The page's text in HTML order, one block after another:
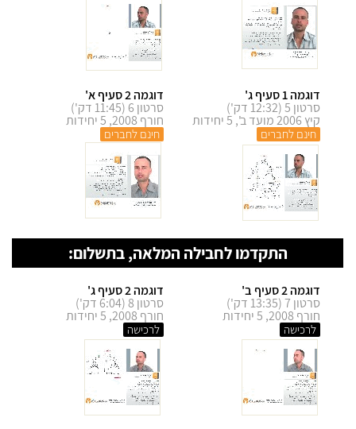
דוגמה 1 סעיף ג'
סרטון 5 (12:32 דק')
קיץ 2006 מועד ב', 5 יחידות
חינם לחברים
דוגמה 2 סעיף א'
סרטון 6 (11:45 דק')
חורף 2008, 5 יחידות
חינם לחברים
התקדמו לחבילה המלאה, בתשלום:
דוגמה 2 סעיף ב'
סרטון 7 (13:35 דק')
חורף 2008, 5 יחידות
לרכישה
דוגמה 2 סעיף ג'
סרטון 8 (6:04 דק')
חורף 2008, 5 יחידות
לרכישה